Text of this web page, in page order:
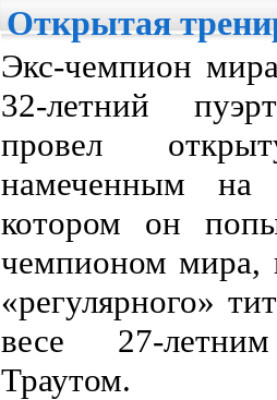
Открытая
Экс-чемпион
32-летний
провел
намеченным
котором он
чемпионом мира,
«регулярного»
весе 27-
Траутом.